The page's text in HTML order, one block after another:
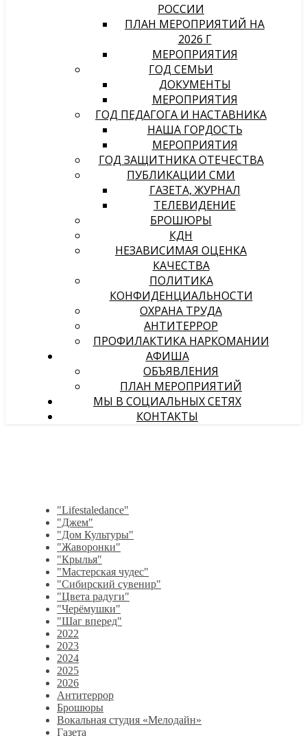
РОССИИ
ПЛАН МЕРОПРИЯТИЙ НА
2026 Г
МЕРОПРИЯТИЯ
ГОД СЕМЬИ
ДОКУМЕНТЫ
МЕРОПРИЯТИЯ
ГОД ПЕДАГОГА И НАСТАВНИКА
НАША ГОРДОСТЬ
МЕРОПРИЯТИЯ
ГОД ЗАЩИТНИКА ОТЕЧЕСТВА
ПУБЛИКАЦИИ СМИ
ГАЗЕТА, ЖУРНАЛ
ТЕЛЕВИДЕНИЕ
БРОШЮРЫ
КДН
НЕЗАВИСИМАЯ ОЦЕНКА
КАЧЕСТВА
ПОЛИТИКА
КОНФИДЕНЦИАЛЬНОСТИ
ОХРАНА ТРУДА
АНТИТЕРРОР
ПРОФИЛАКТИКА НАРКОМАНИИ
АФИША
ОБЪЯВЛЕНИЯ
ПЛАН МЕРОПРИЯТИЙ
МЫ В СОЦИАЛЬНЫХ СЕТЯХ
КОНТАКТЫ
"Lifestaledance"
"Джем"
"Дом Культуры"
"Жаворонки"
"Крылья"
"Мастерская чудес"
"Сибирский сувенир"
"Цвета радуги"
"Черёмушки"
"Шаг вперед"
2022
2023
2024
2025
2026
Антитеррор
Брошюры
Вокальная студия «Мелодайн»
Газета